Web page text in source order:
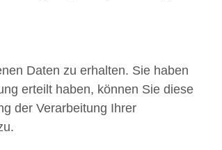
Daten zu erhalten. Sie haben
erteilt haben, können Sie diese
der Verarbeitung Ihrer